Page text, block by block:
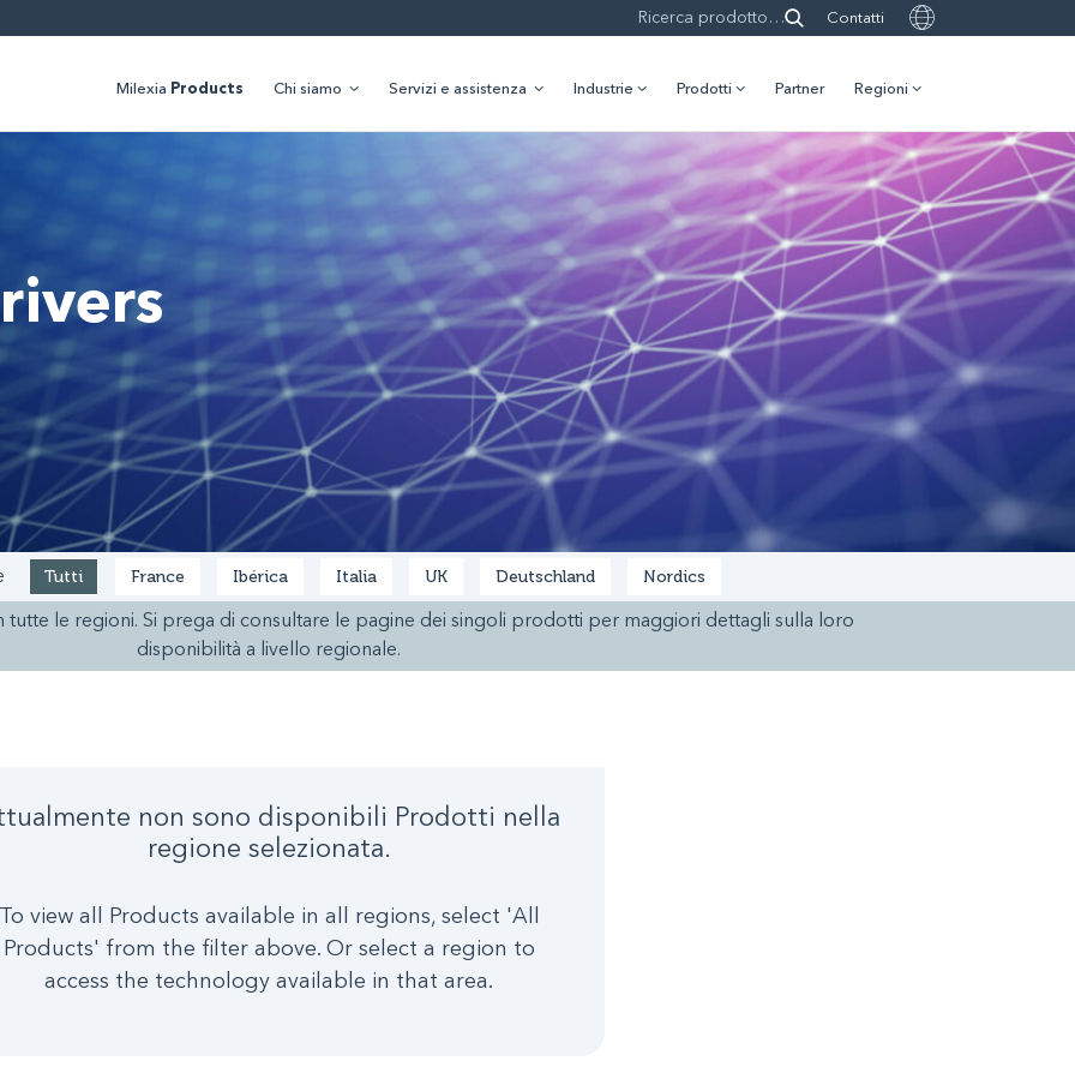
Contatti
Milexia Products Chi siamo Servizi e assistenza Industrie Prodotti Partner Regioni
Tutti France Ibérica Italia UK Deutschland Nordics
le regioni. Si prega di consultare le pagine dei singoli prodotti per maggiori dettagli sulla loro
disponibilità a livello regionale.
non sono disponibili Prodotti nella
regione selezionata.
view all Products available in all regions, select 'All
Products' from the filter above. Or select a region to
access the technology available in that area.